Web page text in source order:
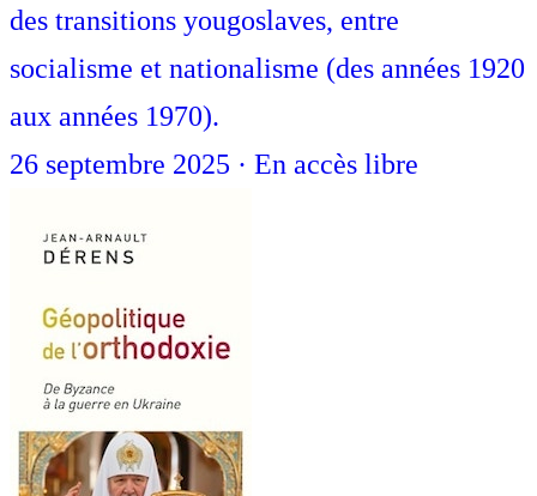
des transitions yougoslaves, entre
socialisme et nationalisme (des années 1920
aux années 1970).
26 septembre 2025 · En accès libre